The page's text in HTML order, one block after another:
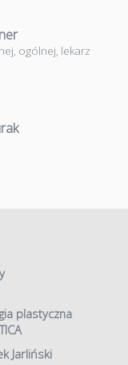
ogólnej, lekarz
plastyczna
Jarliński